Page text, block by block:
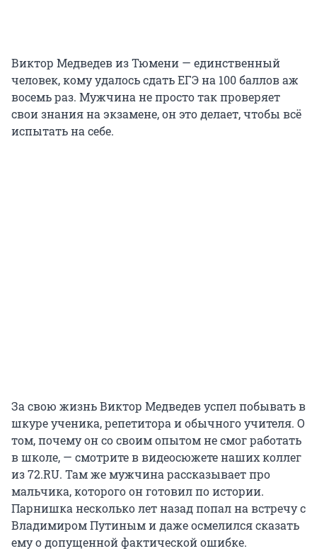
Виктор Медведев из Тюмени — единственный
человек, кому удалось сдать ЕГЭ на 100 балловаж
восемь раз. Мужчина не просто так проверяет
свои знания на экзамене, он это делает, чтобы всё
испытать на себе.
За свою жизнь Виктор Медведев успел побывать в
шкуре ученика, репетитора и обычного учителя. О
том, почему он со своим опытом не смог работать
в школе, — смотрите в видеосюжете наших коллег
из 72.RU. Там же мужчина рассказывает про
мальчика, которого он готовил по истории.
Парнишка несколько лет назад попал на встречу с
Владимиром Путиным и даже осмелился сказать
ему о допущенной фактической ошибке.